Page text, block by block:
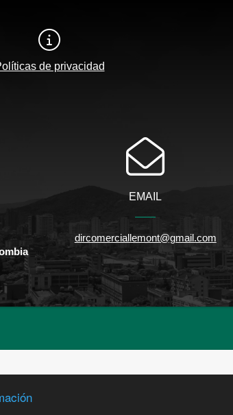
de privacidad
EMAIL
dircomerciallemont@gmail.com